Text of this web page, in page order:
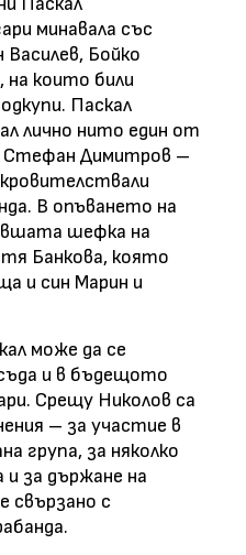
минавала със
Бойко
на които били
Паскал
лично нито един от
Стефан Димитров –
В опъването на
шефка на
Банкова, която
и син Марин и
може да се
и в бъдещото
Срещу Николов са
– за участие в
група, за няколко
и за държане на
свързано с